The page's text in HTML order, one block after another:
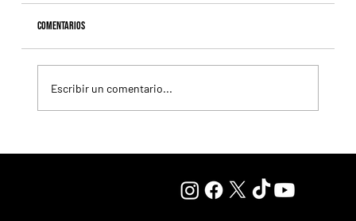
Comentarios
Escribir un comentario...